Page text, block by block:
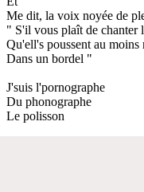
Me dit, la voix noyée de
" S'il vous plaît de chanter
Qu'ell's poussent au moins
Dans un bordel "
J'suis l'pornographe
Du phonographe
Le polisson